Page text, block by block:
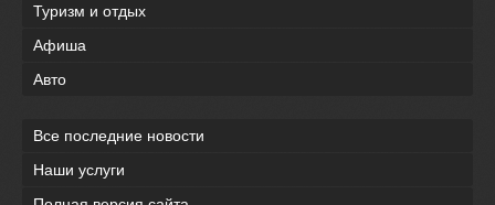
Туризм и отдых
Афиша
Авто
Все последние новости
Наши услуги